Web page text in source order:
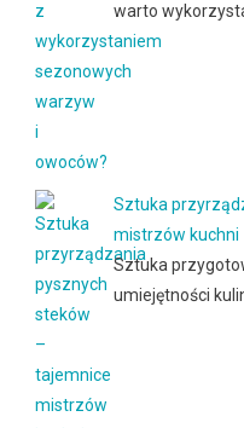
warto
Sztuka
mistrzów kuchni
Sztuka
umiejętności